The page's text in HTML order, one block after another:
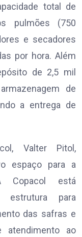
total de
pulmões (750
e secadores
por hora. Além
de 2,5 mil
de
a entrega de
Valter Pitol,
espaço para a
Copacol está
estrutura para
das safras e
atendimento ao